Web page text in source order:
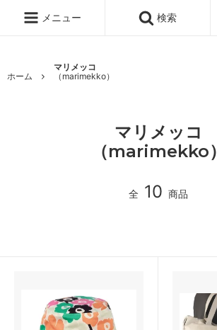
メニュー 検索
ホーム
マリメッコ
（marimekko）
マリメッコ
（marimekko）
全 10 商品